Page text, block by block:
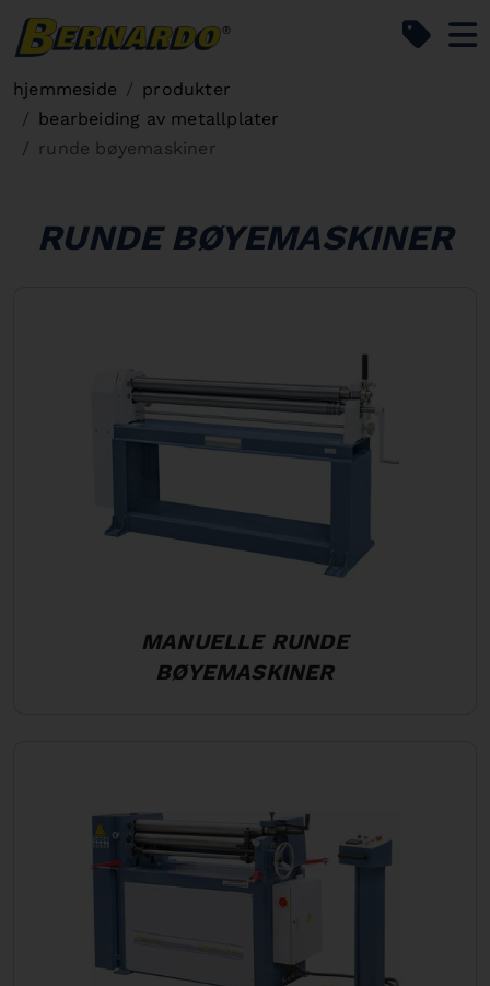
hjemmeside
produkter
bearbeiding av metallplater
runde bøyemaskiner
RUNDE BØYEMASKINER
MANUELLE RUNDE
BØYEMASKINER